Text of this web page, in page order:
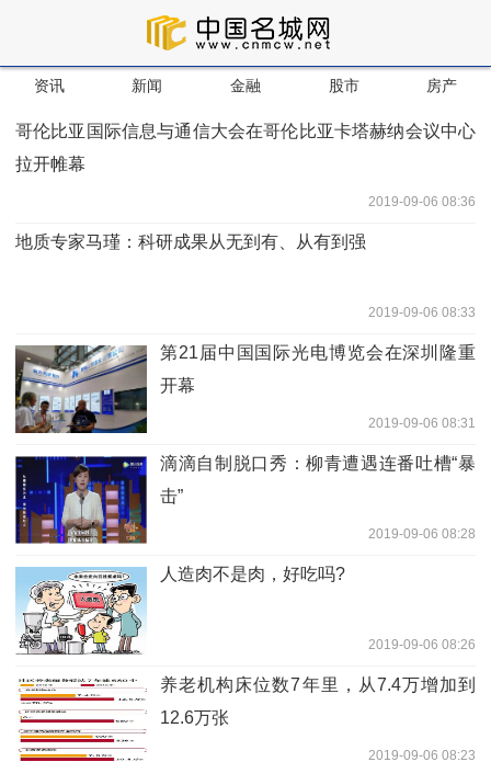
资讯 新闻 金融 股市 房产
哥伦比亚国际信息与通信大会在哥伦比亚卡塔赫纳会议中心
拉开帷幕
2019-09-06 08:36
地质专家马瑾：科研成果从无到有、从有到强
2019-09-06 08:33
第21届中国国际光电博览会在深圳隆重
开幕
2019-09-06 08:31
滴滴自制脱口秀：柳青遭遇连番吐槽“暴
击”
2019-09-06 08:28
人造肉不是肉，好吃吗?
2019-09-06 08:26
养老机构床位数7年里，从7.4万增加到
12.6万张
2019-09-06 08:23